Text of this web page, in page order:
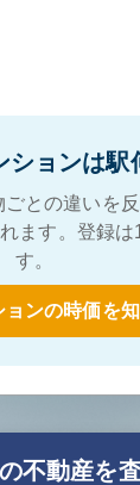
ションは駅
との違いを
ます。登録
す。
ンの時価を
不動産を